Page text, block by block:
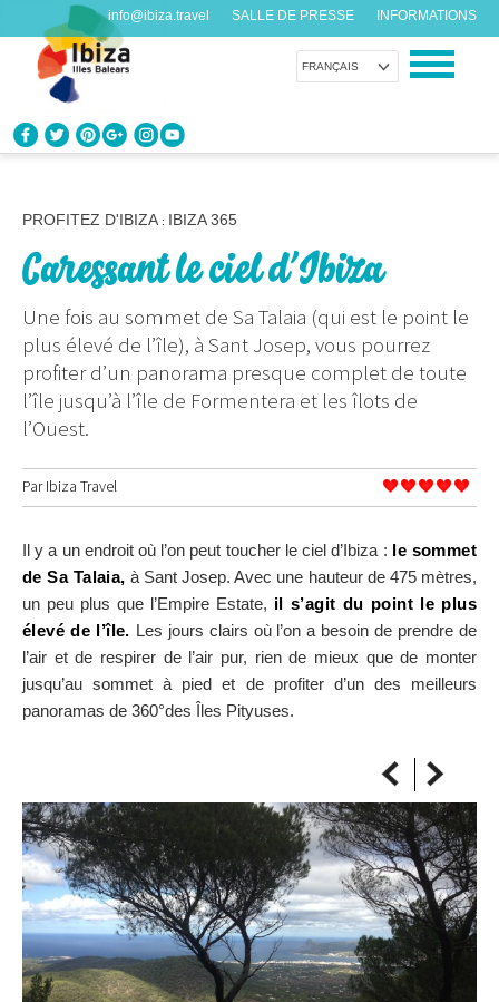
FRANÇAIS
info@ibiza.travel SALLE DE PRESSE INFORMATIONS
PROFITEZ D’IBIZA
Pour tous les goûts
AGENDA
Chaque jour quelque chose de nouveau
ORGANISER VOTRE VOYAGE
Arrivez toujours à destination
PROFITEZ D'IBIZA : IBIZA 365
Caressant le ciel d’Ibiza
Une fois au sommet de Sa Talaia (qui est le point le
plus élevé de l’île), à Sant Josep, vous pourrez
profiter d’un panorama presque complet de toute
l’île jusqu’à l’île de Formentera et les îlots de
l’Ouest.
ParIbiza Travel
Il y a un endroit où l’on peut toucher le ciel d’Ibiza : le sommet
de Sa Talaia, à Sant Josep. Avec une hauteur de 475 mètres,
un peu plus que l’Empire Estate, il s’agit du point le plus
élevé de l’île. Les jours clairs où l’on a besoin de prendre de
l’air et de respirer de l’air pur, rien de mieux que de monter
jusqu’au sommet à pied et de profiter d’un des meilleurs
panoramas de 360°des Îles Pityuses.